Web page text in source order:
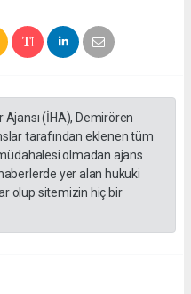
(İHA), Demirören
tarafından eklenen tüm
olmadan ajans
yer alan hukuki
olup sitemizin hiç bir